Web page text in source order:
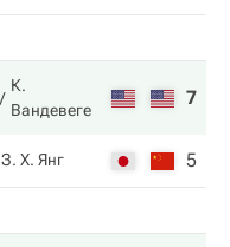
К.
Вандевеге
7
З. Х. Янг 5